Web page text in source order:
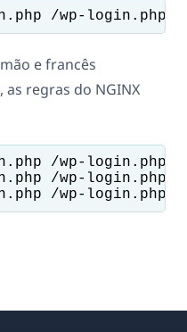
e francês
regras do NGINX
/wp-login.php
/wp-login.php